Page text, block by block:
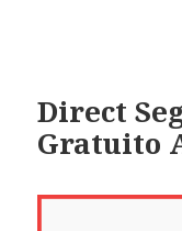
Direct
Gratuito